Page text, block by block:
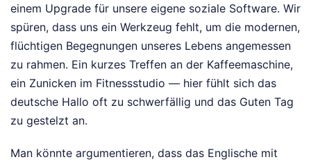
einem Upgrade für unsere eigene soziale Software. Wir
spüren, dass uns ein Werkzeug fehlt, um die modernen,
flüchtigen Begegnungen unseres Lebens angemessen
zu rahmen. Ein kurzes Treffen an der Kaffeemaschine,
ein Zunicken im Fitnessstudio — hier fühlt sich das
deutsche Hallo oft zu schwerfällig und das Guten Tag
zu gestelzt an.
Man könnte argumentieren, dass das Englische mit